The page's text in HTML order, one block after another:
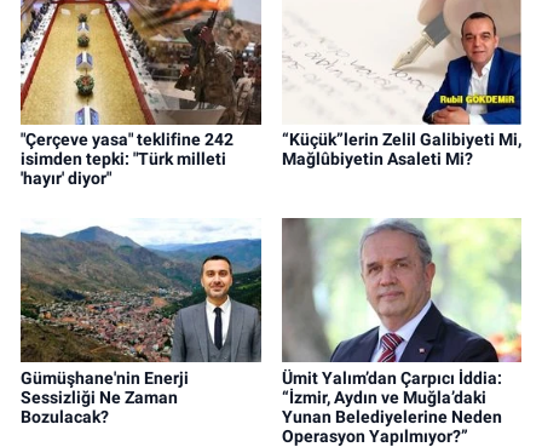
"Çerçeve yasa" teklifine 242
isimden tepki: "Türk milleti
'hayır' diyor"
“Küçük”lerin Zelil Galibiyeti Mi,
Mağlûbiyetin Asaleti Mi?
Gümüşhane'nin Enerji
Sessizliği Ne Zaman
Bozulacak?
Ümit Yalım’dan Çarpıcı İddia:
“İzmir, Aydın ve Muğla’daki
Yunan Belediyelerine Neden
Operasyon Yapılmıyor?”